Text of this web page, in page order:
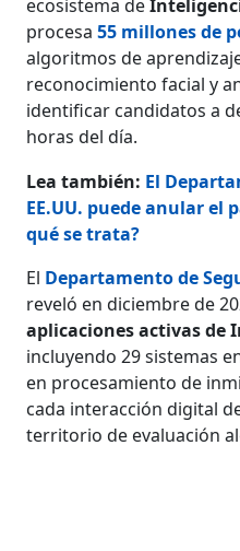
ecosistema de
procesa55 millones de
algoritmos de
reconocimiento facial y
identificar candidatos a
horas del día.
Lea también: El
EE.UU. puede anular el
qué se trata?
El Departamento de
reveló en diciembre de
aplicaciones activas de
incluyendo 29 sistemas
en procesamiento de
cada interacción digital
territorio de evaluación